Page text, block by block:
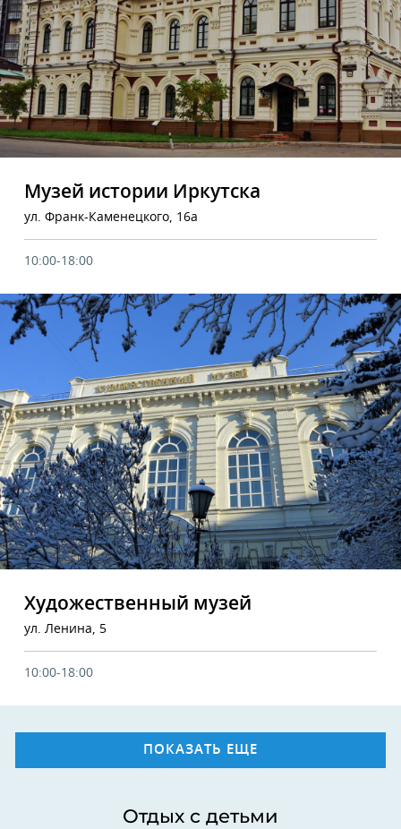
Музей истории Иркутска
ул. Франк-Каменецкого, 16а
10:00-18:00
Художественный музей
ул. Ленина, 5
10:00-18:00
ПОКАЗАТЬ ЕЩЕ
Отдых с детьми